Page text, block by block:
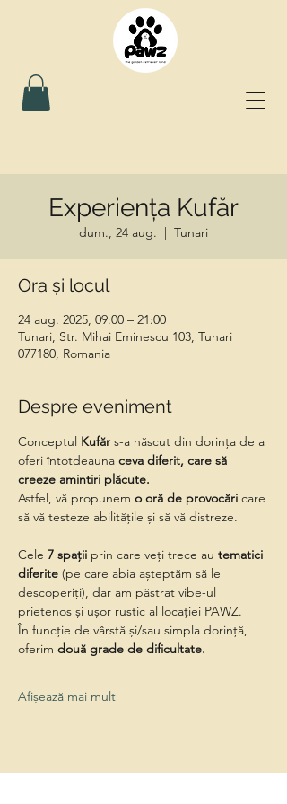
Experiența Kufăr
dum., 24 aug.
  |
Tunari
Ora și locul
24 aug. 2025, 09:00 – 21:00
Tunari, Str. Mihai Eminescu 103, Tunari
077180, Romania
Despre eveniment
Conceptul Kufăr s-a născut din dorința de a
oferi întotdeauna ceva diferit, care să
creeze amintiri plăcute.
Astfel, vă propunem o oră de provocări care
să vă testeze abilitățile și să vă distreze.
Cele 7 spații prin care veți trece au tematici
diferite (pe care abia așteptăm să le
descoperiți), dar am păstrat vibe-ul
prietenos și ușor rustic al locației PAWZ.
În funcție de vârstă și/sau simpla dorință,
oferim două grade de dificultate.
Afișează mai mult